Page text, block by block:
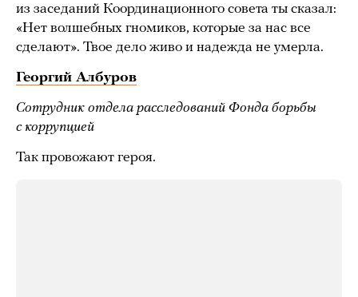
из заседаний Координационного совета ты сказал:
«Нет волшебных гномиков, которые за нас все
сделают». Твое дело живо и надежда не умерла.
Георгий Албуров
Сотрудник отдела расследований Фонда борьбы
с коррупцией
Так провожают героя.